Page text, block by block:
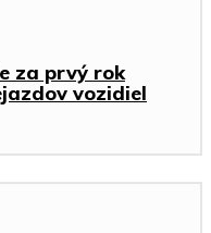
za prvý rok
vozidiel